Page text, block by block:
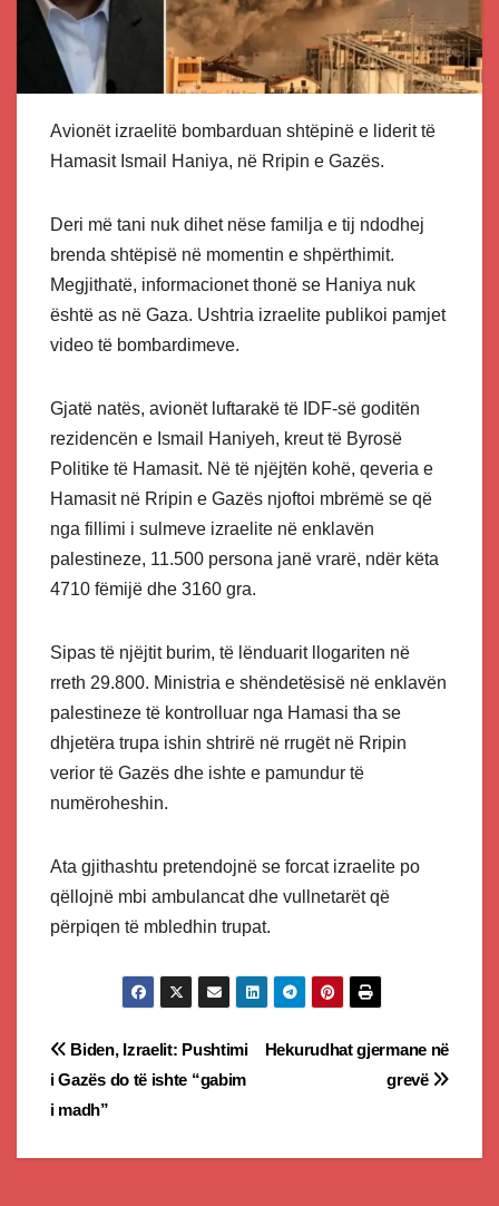
Avionët izraelitë bombarduan shtëpinë e liderit të
Hamasit Ismail Haniya, në Rripin e Gazës.
Deri më tani nuk dihet nëse familja e tij ndodhej
brenda shtëpisë në momentin e shpërthimit.
Megjithatë, informacionet thonë se Haniya nuk
është as në Gaza. Ushtria izraelite publikoi pamjet
video të bombardimeve.
Gjatë natës, avionët luftarakë të IDF-së goditën
rezidencën e Ismail Haniyeh, kreut të Byrosë
Politike të Hamasit. Në të njëjtën kohë, qeveria e
Hamasit në Rripin e Gazës njoftoi mbrëmë se që
nga fillimi i sulmeve izraelite në enklavën
palestineze, 11.500 persona janë vrarë, ndër këta
4710 fëmijë dhe 3160 gra.
Sipas të njëjtit burim, të lënduarit llogariten në
rreth 29.800. Ministria e shëndetësisë në enklavën
palestineze të kontrolluar nga Hamasi tha se
dhjetëra trupa ishin shtrirë në rrugët në Rripin
verior të Gazës dhe ishte e pamundur të
numëroheshin.
Ata gjithashtu pretendojnë se forcat izraelite po
qëllojnë mbi ambulancat dhe vullnetarët që
përpiqen të mbledhin trupat.
Post
navigation
Hekurudhat gjermane në
grevë
Biden, Izraelit: Pushtimi
i Gazës do të ishte “gabim
i madh”